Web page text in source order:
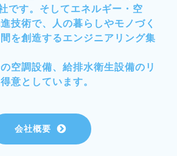
です。そしてエネルギー・空
技術で、人の暮らしやモノづく
を創造するエンジニアリング集
空調設備、給排水衛生設備のリ
意としています。
会社概要